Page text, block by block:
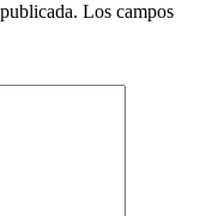
Los campos